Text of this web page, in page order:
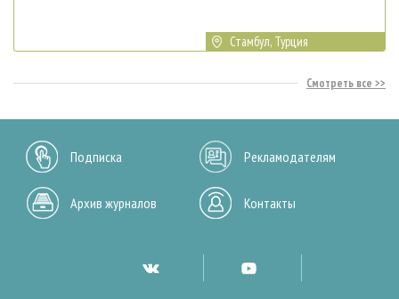
Стамбул, Турция
Смотреть все
Подписка Рекламодателям
Архив журналов Контакты